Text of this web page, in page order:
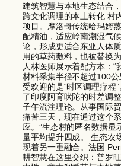
建筑智慧与本地生态结合
跨文化调理的本土转化 村
项目。摩洛哥传统哈玛姆
配精油，适应岭南潮湿气
论，形成更适合东亚人体
用的草药敷料，也被替换
人林医师展示着配方本：
材料采集半径不超过100
受欢迎的是“时区调理疗程
了印度阿育吠陀的时差调
子午流注理论。从事国际
痛苦三天，现在通过这个
应。”生态村的匿名数据
量平均提升四成。 生态农
现着另一重融合。法国
耕智慧在这里交织：普罗